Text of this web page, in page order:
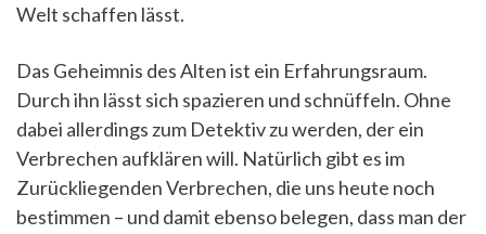
Welt schaffen lässt.
Das Geheimnis des Alten ist ein Erfahrungsraum.
Durch ihn lässt sich spazieren und schnüffeln. Ohne
dabei allerdings zum Detektiv zu werden, der ein
Verbrechen aufklären will. Natürlich gibt es im
Zurückliegenden Verbrechen, die uns heute noch
bestimmen – und damit ebenso belegen, dass man der